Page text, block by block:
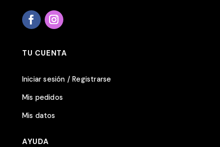
TU CUENTA
Iniciar sesión / Registrarse
Mis pedidos
Mis datos
AYUDA